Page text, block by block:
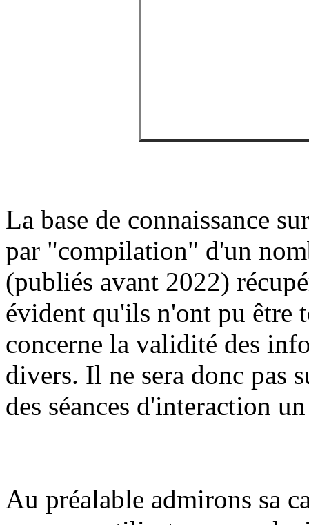
La base de connaissance
par "compilation" d'un
(publiés avant 2022)
évident qu'ils n'ont pu être
concerne la validité des
divers. Il ne sera donc pas
des séances d'interaction
Au préalable admirons sa